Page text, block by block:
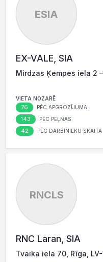
ESIA
EX-VALE, SIA
Mirdzas Ķempes iela 2
VIETA NOZARĒ
76 PĒC APGROZĪJUMA
143 PĒC PEĻŅAS
42 PĒC DARBINIEKU SKAITA
RNCLS
RNC Laran, SIA
Tvaika iela 70, Rīga,